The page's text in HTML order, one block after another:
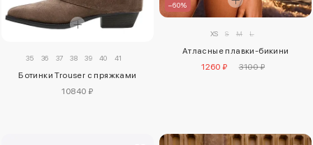
35 36 37 38 39 40 41
Ботинки Trouser с пряжками
10840 ₽
–60%
XS S M L
Атласные плавки-бикини
1260 ₽
3100 ₽